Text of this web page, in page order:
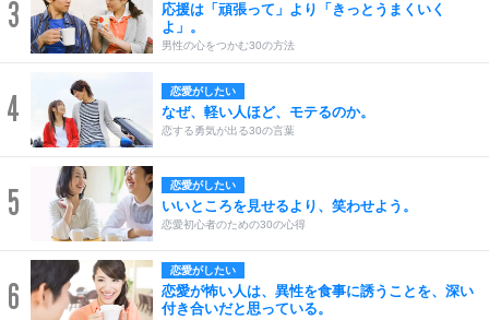
3
応援は「頑張って」より「きっとうまくいく
よ」。
男性の心をつかむ30の方法
4 恋愛がしたい
なぜ、軽い人ほど、モテるのか。
恋する勇気が出る30の言葉
5 恋愛がしたい
いいところを見せるより、笑わせよう。
恋愛初心者のための30の心得
6
恋愛がしたい
恋愛が怖い人は、異性を食事に誘うことを、深い
付き合いだと思っている。